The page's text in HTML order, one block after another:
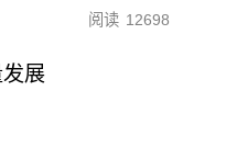
阅读 12698
展